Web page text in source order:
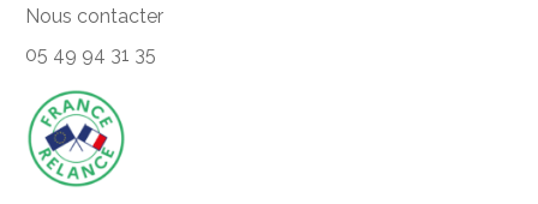
Nous contacter
05 49 94 31 35